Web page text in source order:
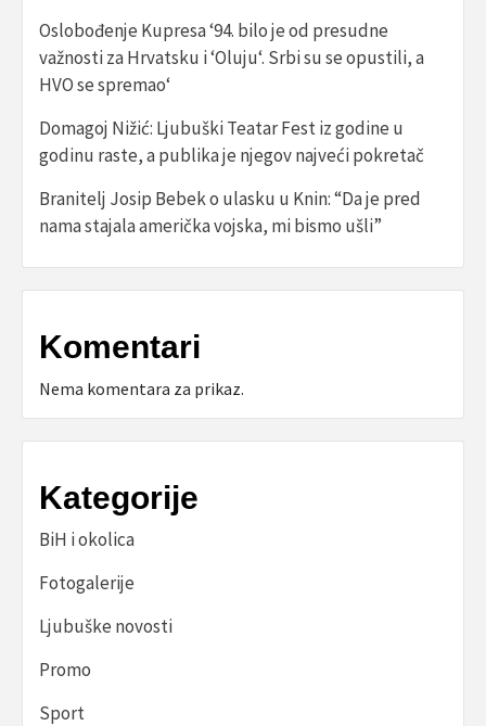
Oslobođenje Kupresa ‘94. bilo je od presudne
važnosti za Hrvatsku i ‘Oluju‘. Srbi su se opustili, a
HVO se spremao‘
Domagoj Nižić: Ljubuški Teatar Fest iz godine u
godinu raste, a publika je njegov najveći pokretač
Branitelj Josip Bebek o ulasku u Knin: “Da je pred
nama stajala američka vojska, mi bismo ušli”
Komentari
Nema komentara za prikaz.
Kategorije
BiH i okolica
Fotogalerije
Ljubuške novosti
Promo
Sport